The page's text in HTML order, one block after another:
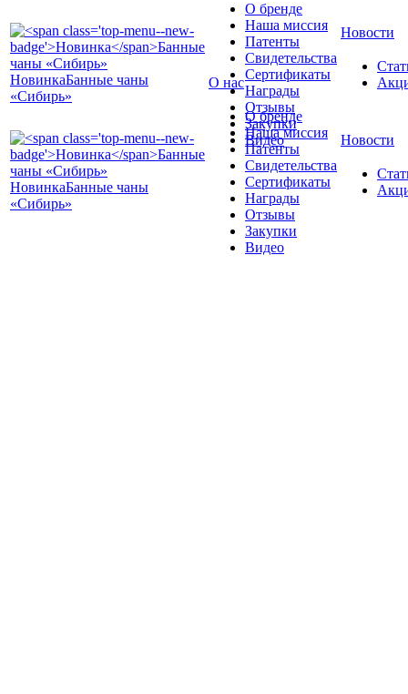
НовинкаБанные чаны
«Сибирь»
О бренде
Наша миссия
Патенты
Свидетельства
Сертификаты
Награды
Отзывы
Закупки
Видео
Новости
НовинкаБанные чаны
«Сибирь»
О нас
О бренде
Наша миссия
Патенты
Свидетельства
Сертификаты
Награды
Отзывы
Закупки
Видео
Новости